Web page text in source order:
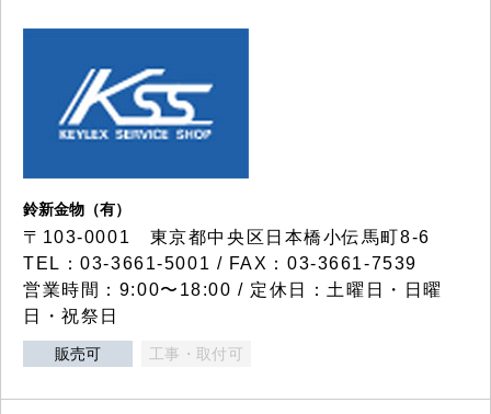
鈴新金物（有）
〒103-0001 東京都中央区日本橋小伝馬町8-6
TEL：03-3661-5001 / FAX：03-3661-7539
営業時間：9:00〜18:00 / 定休日：土曜日・日曜
日・祝祭日
販売可 工事・取付可